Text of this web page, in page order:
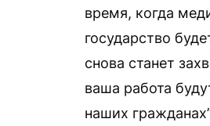
время, когда
государство
снова станет
ваша работа
наших